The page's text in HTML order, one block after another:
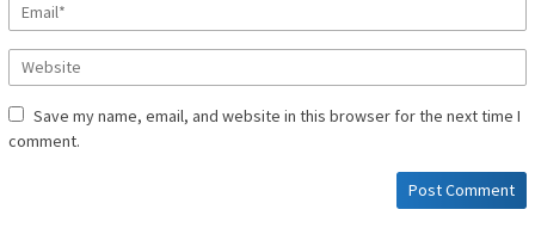
Save my name, email, and website in this browser for the next time I
comment.